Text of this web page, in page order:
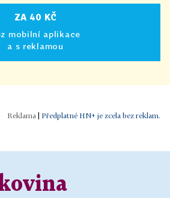
ZA 40 KČ
mobilní aplikace
a s reklamou
Předplatné HN+ je zcela bez reklam.